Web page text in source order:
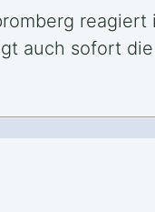
auch sofort